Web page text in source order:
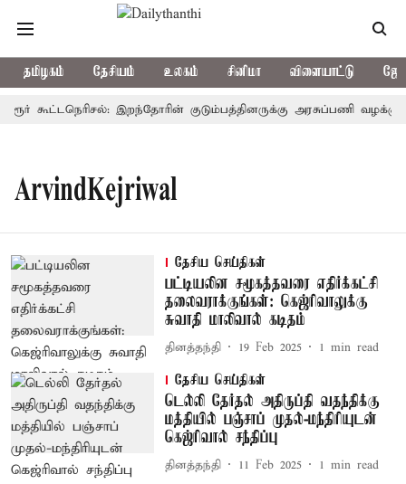
தமிழகம் தேசியம் உலகம் சினிமா விளையாட்டு
கூட்டநெரிசல்: இறந்தோரின் குடும்பத்தினருக்கு அரசுப்பணி வழக்கு;
ArvindKejriwal
தேசிய செய்திகள்
பட்டியலின சமூகத்தவரை எதிர்க்கட்சி
தலைவராக்குங்கள்: கெஜ்ரிவாலுக்கு
சுவாதி மாலிவால் கடிதம்
தினத்தந்தி 19 Feb 2025 1 min read
தேசிய செய்திகள்
டெல்லி தேர்தல் அதிருப்தி வதந்திக்கு
மத்தியில் பஞ்சாப் முதல்-மந்திரியுடன்
கெஜ்ரிவால் சந்திப்பு
தினத்தந்தி 11 Feb 2025 1 min read